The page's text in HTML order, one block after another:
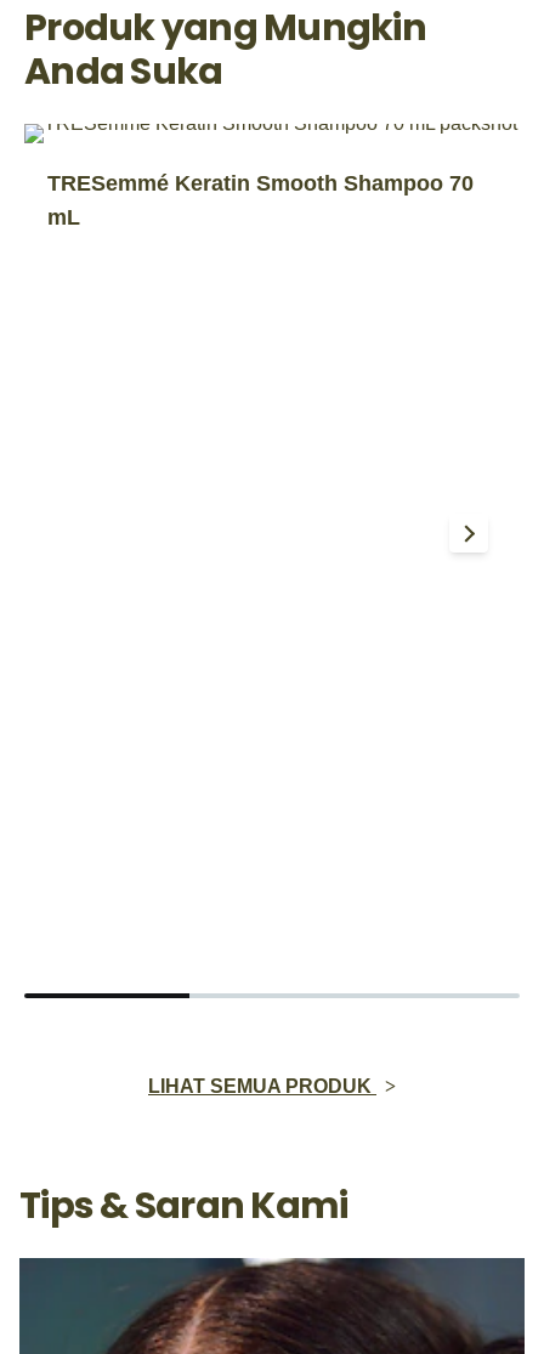
Produk yang Mungkin
Anda Suka
TRESemmé Keratin Smooth Shampoo 70
mL
LIHAT SEMUA PRODUK
Tips & Saran Kami